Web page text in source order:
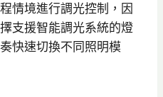
情境進行調光控制，因
支援智能調光系統的燈
快速切換不同照明模